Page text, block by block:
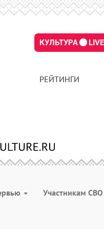
КУЛЬТУРА LIVE
РЕЙТИНГИ
Участникам СВО